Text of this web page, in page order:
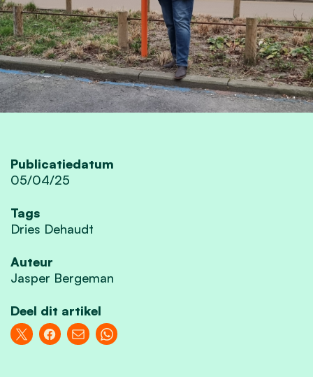
Publicatiedatum
05/04/25
Tags
Dries Dehaudt
Auteur
Jasper Bergeman
Deel dit artikel